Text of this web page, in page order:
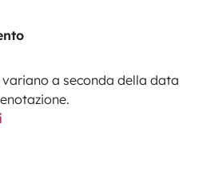
a seconda della data